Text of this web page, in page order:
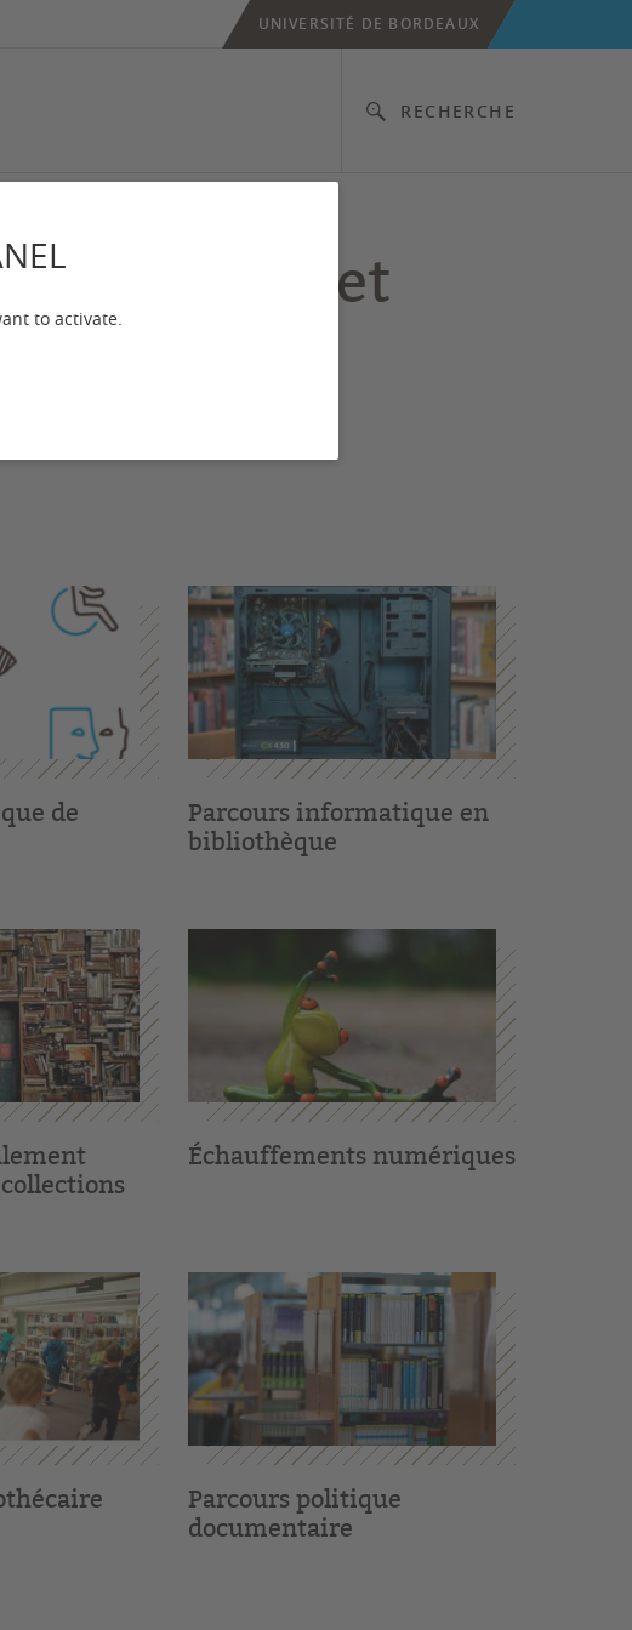
to activate.
RECHERCHE
UNIVERSITÉ DE BORDEAUX
: stages et
de
Parcours informatique en
bibliothèque
Échauffements numériques
Parcours politique
documentaire